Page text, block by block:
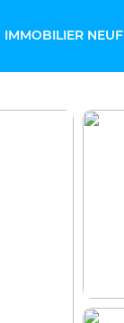
IMMOBILIER NEUF